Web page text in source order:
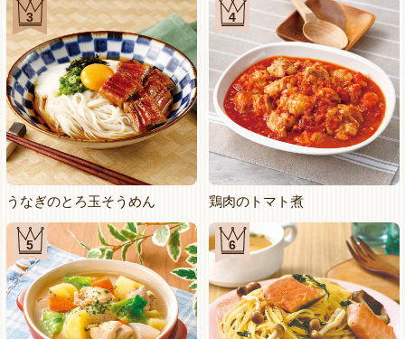
3
うなぎのとろ玉そうめん
4
鶏肉のトマト煮
5 6